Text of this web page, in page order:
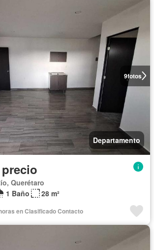
9fotos
Departamento
Querétaro
1 Baño 28 m²
en Clasificado Contacto